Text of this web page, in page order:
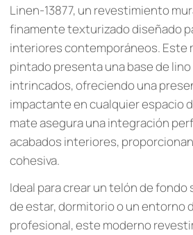
Linen-13877, un revestimiento
finamente texturizado diseñado
interiores contemporáneos. Este
pintado presenta una base de
intrincados, ofreciendo una
impactante en cualquier espacio
mate asegura una integración
acabados interiores,
cohesiva.
Ideal para crear un telón de fondo
de estar, dormitorio o un entorno
profesional, este moderno